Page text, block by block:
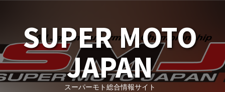
contentSUPER MOTO
JAPAN
スーパーモト総合情報サイト